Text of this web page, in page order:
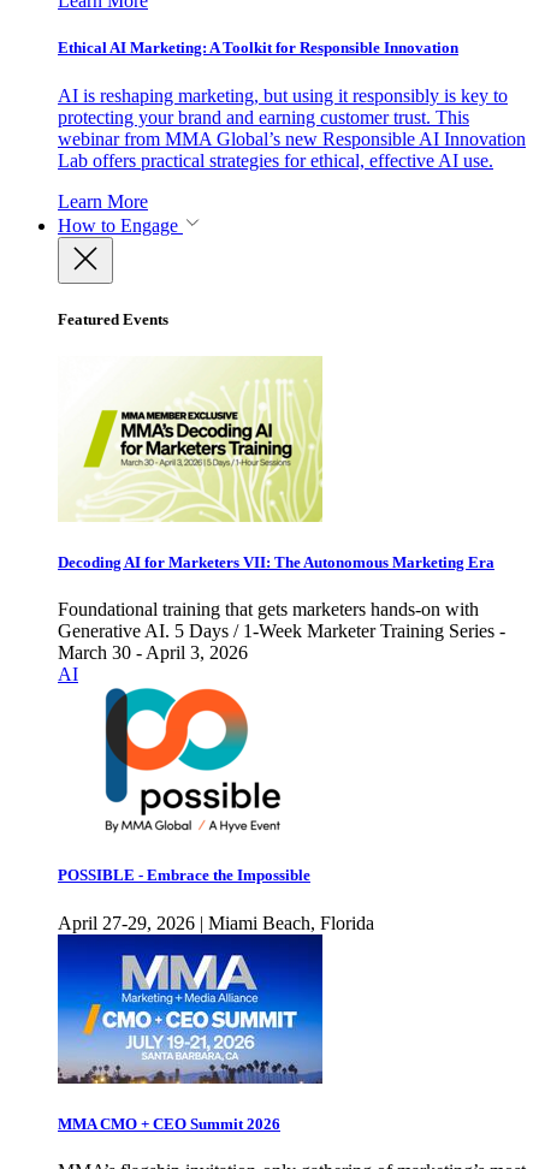
Ethical AI Marketing: A Toolkit for Responsible Innovation
AI is reshaping marketing, but using it responsibly is key to
protecting your brand and earning customer trust. This
webinar from MMA Global’s new Responsible AI Innovation
Lab offers practical strategies for ethical, effective AI use.
Learn More
How to Engage
Featured Events
Decoding AI for Marketers VII: The Autonomous Marketing Era
Foundational training that gets marketers hands-on with
Generative AI. 5 Days / 1-Week Marketer Training Series -
March 30 - April 3, 2026
AI
POSSIBLE - Embrace the Impossible
April 27-29, 2026 | Miami Beach, Florida
MMA CMO + CEO Summit 2026